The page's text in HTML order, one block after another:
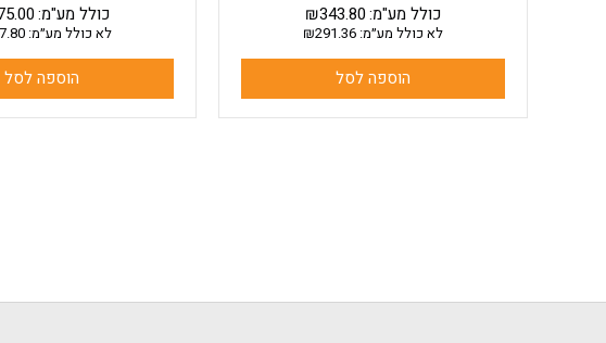
₪343.80כולל מע"מ:
לא כולל מע״מ: ₪291.36
הוספה לסל
כולל מע"מ:
לא כולל מע״מ:
הוספה לסל